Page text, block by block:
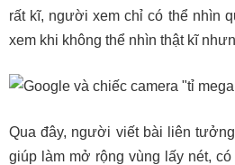
rất kĩ, người xem chỉ có thể nhìn
xem khi không thể nhìn thật kĩ
Qua đây, người viết bài liên
giúp làm mở rộng vùng lấy nét,